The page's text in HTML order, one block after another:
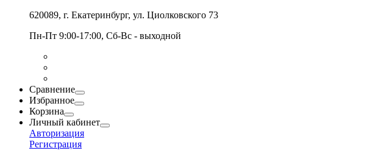
620089, г. Екатеринбург, ул. Циолковского 73
Пн-Пт 9:00-17:00, Сб-Вс - выходной
Сравнение
Избранное
Корзина
Личный кабинет
Авторизация
Регистрация